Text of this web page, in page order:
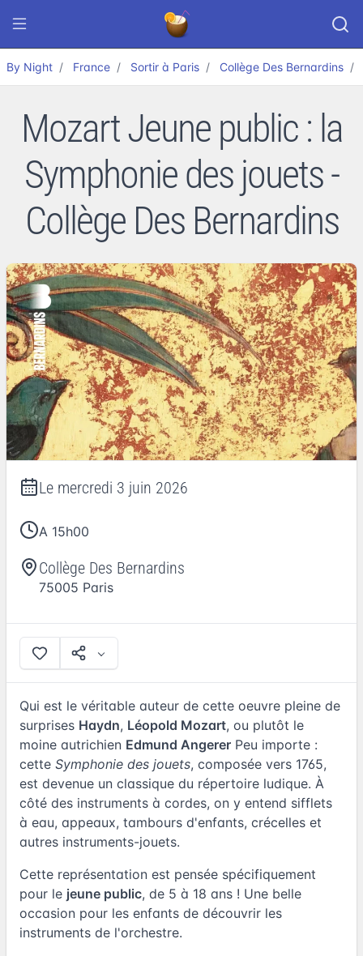
By Night France Sortir à Paris Collège Des Bernardins
Mozart Jeune public : la
Symphonie des jouets -
Collège Des Bernardins
Le mercredi 3 juin 2026
A 15h00
Collège Des Bernardins
75005 Paris
Qui est le véritable auteur de cette oeuvre pleine de
surprises Haydn, Léopold Mozart, ou plutôt le
moine autrichien Edmund Angerer Peu importe :
cette Symphonie des jouets, composée vers 1765,
est devenue un classique du répertoire ludique. À
côté des instruments à cordes, on y entend sifflets
à eau, appeaux, tambours d'enfants, crécelles et
autres instruments-jouets.
Cette représentation est pensée spécifiquement
pour le jeune public, de 5 à 18 ans ! Une belle
occasion pour les enfants de découvrir les
instruments de l'orchestre.